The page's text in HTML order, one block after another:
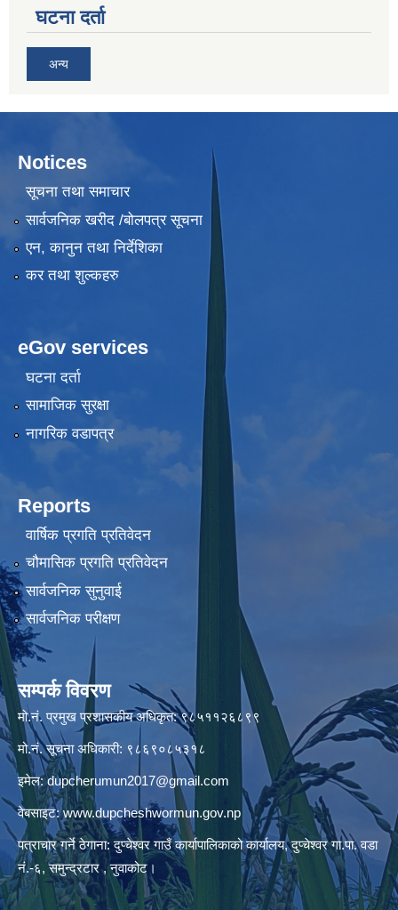
घटना दर्ता
अन्य
Notices
सूचना तथा समाचार
सार्वजनिक खरीद /बोलपत्र सूचना
एन, कानुन तथा निर्देशिका
कर तथा शुल्कहरु
eGov services
घटना दर्ता
सामाजिक सुरक्षा
नागरिक वडापत्र
Reports
वार्षिक प्रगति प्रतिवेदन
चौमासिक प्रगति प्रतिवेदन
सार्वजनिक सुनुवाई
सार्वजनिक परीक्षण
सम्पर्क विवरण
मो.नं. प्रमुख प्रशासकीय अधिकृत: ९८५११२६८९९
मो.नं. सूचना अधिकारी: ९८६९०८५३१८
इमेल:dupcherumun2017@gmail.com
वेबसाइट:www.dupcheshwormun.gov.np
पत्राचार गर्ने ठेगाना: दुप्चेश्वर गाउँ कार्यापालिकाको कार्यालय, दुप्चेश्वर गा.पा. वडा
नं.-६, समुन्द्रटार , नुवाकोट।